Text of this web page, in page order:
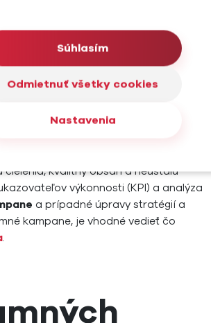
Jeho hlavným cieľom je dosiahnuť
optimalizácie kampaní na
spôsob cielenia na relevantné publikum
sú kľúčovou súčasťou
aktivít a efektívne cielenie na
kvalitný obsah a neustálu
výkonnosti (KPI) a analýza
a prípadné úpravy stratégií a
kampane, je vhodné vedieť čo
.
Súhlasím
Odmietnuť všetky cookies
Nastavenia